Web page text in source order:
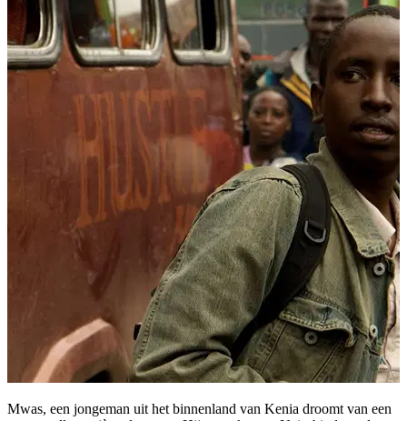
Mwas, een jongeman uit het binnenland van Kenia droomt van een